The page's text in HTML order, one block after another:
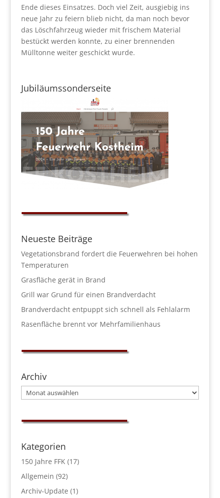
Ende dieses Einsatzes. Doch viel Zeit, ausgiebig ins
neue Jahr zu feiern blieb nicht, da man noch bevor
das Löschfahrzeug wieder mit frischem Material
bestückt werden konnte, zu einer brennenden
Mülltonne weiter geschickt wurde.
Jubiläumssonderseite
Neueste Beiträge
Vegetationsbrand fordert die Feuerwehren bei hohen
Temperaturen
Grasfläche gerät in Brand
Grill war Grund für einen Brandverdacht
Brandverdacht entpuppt sich schnell als Fehlalarm
Rasenfläche brennt vor Mehrfamilienhaus
Archiv
Archiv
Kategorien
150 Jahre FFK(17)
Allgemein (92)
Archiv-Update (1)